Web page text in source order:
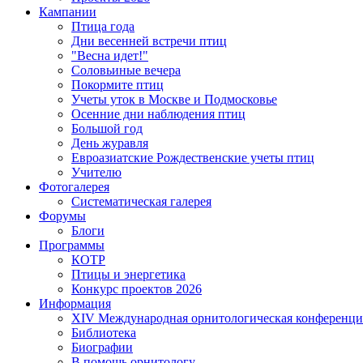
Кампании
Птица года
Дни весенней встречи птиц
"Весна идет!"
Соловьиные вечера
Покормите птиц
Учеты уток в Москве и Подмосковье
Осенние дни наблюдения птиц
Большой год
День журавля
Евроазиатские Рождественские учеты птиц
Учителю
Фотогалерея
Систематическая галерея
Форумы
Блоги
Программы
КОТР
Птицы и энергетика
Конкурс проектов 2026
Информация
XIV Международная орнитологическая
Библиотека
Биографии